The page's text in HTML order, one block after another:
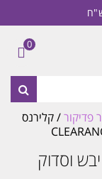
פדיקור/ קלירנס
וסדוק
0